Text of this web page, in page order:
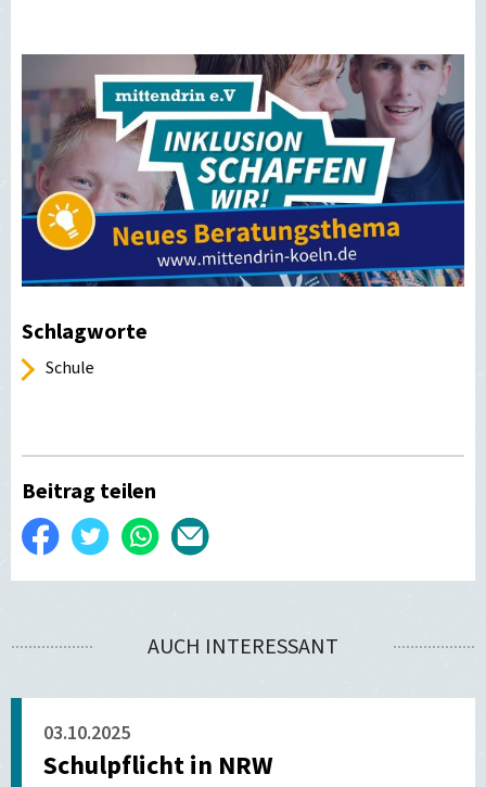
Schlagworte
Schule
Beitrag teilen
Auf
Facebook
Twittern WhatsApp
E-
versenden
AUCH INTERESSANT
03.10.2025
Schulpflicht in NRW